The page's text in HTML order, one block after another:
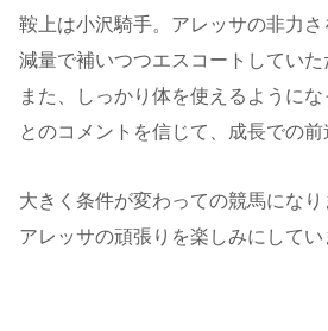
鞍上は小沢騎手。アレッサの非力さ
減量で補いつつエスコートしていた
また、しっかり体を使えるように
とのコメントを信じて、成長での前
大きく条件が変わっての競馬になり
アレッサの頑張りを楽しみにしてい